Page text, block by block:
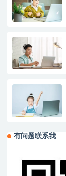
有问题联系我